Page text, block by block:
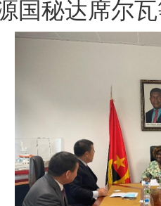
国秘达席尔